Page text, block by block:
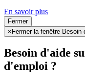
En savoir plus
Fermer
× Fermer la fenêtre Besoin
Besoin d'aide
d'emploi ?